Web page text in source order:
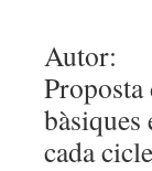
Autor:
cada